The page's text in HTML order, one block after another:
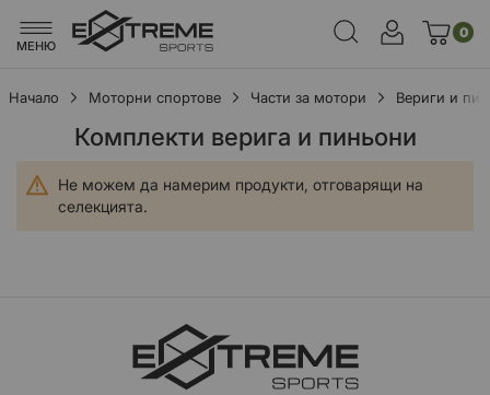
МЕНЮ
0
Начало Моторни спортове Части за мотори Вериги и
Комплекти верига и пиньони
Не можем да намерим продукти, отговарящи на
селекцията.